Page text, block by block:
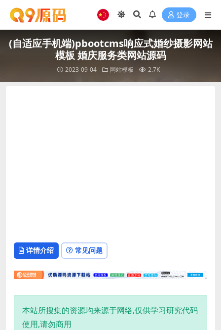
登录
(自适应手机端)pbootcms响应式婚纱摄影网站
模板 婚庆服务类网站源码
2023-09-04 网站模板 2.7K
详情介绍 常见问题
本站所搜集的资源均来源于网络,仅供学习研究代码
使用,请勿商用